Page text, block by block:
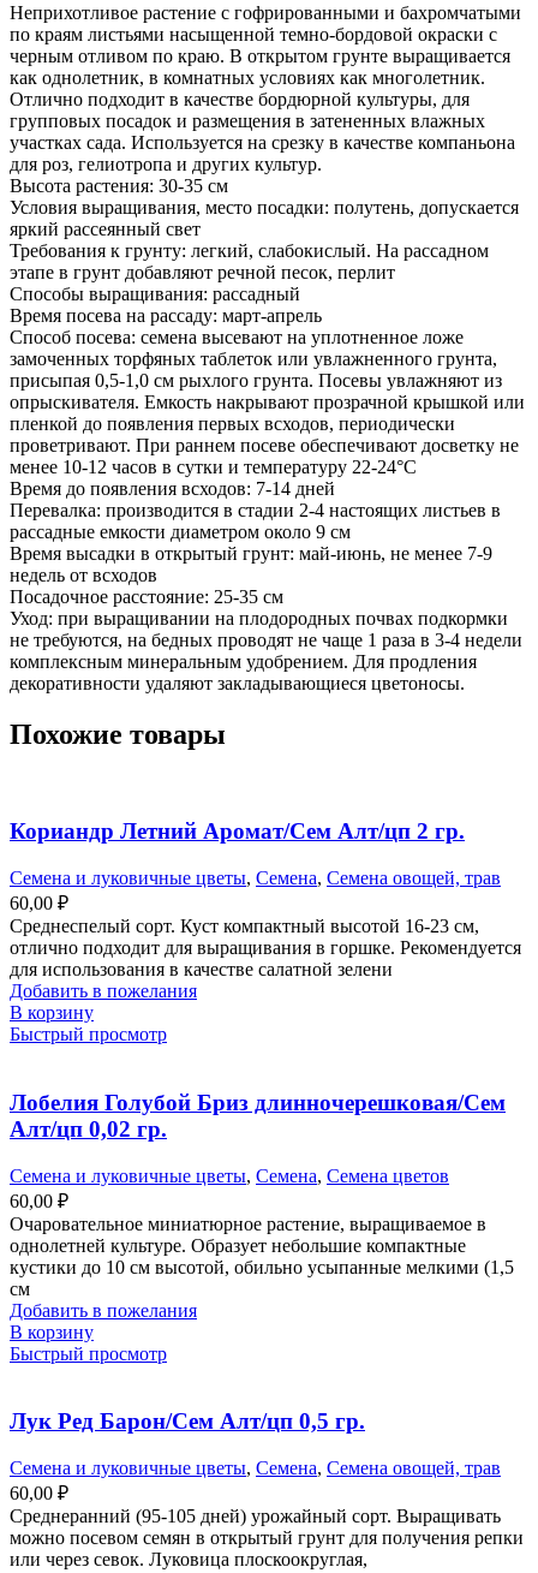
Неприхотливое растение с гофрированными и бахромчатыми
по краям листьями насыщенной темно-бордовой окраски с
черным отливом по краю. В открытом грунте выращивается
как однолетник, в комнатных условиях как многолетник.
Отлично подходит в качестве бордюрной культуры, для
групповых посадок и размещения в затененных влажных
участках сада. Используется на срезку в качестве компаньона
для роз, гелиотропа и других культур.
Высота растения: 30-35 см
Условия выращивания, место посадки: полутень, допускается
яркий рассеянный свет
Требования к грунту: легкий, слабокислый. На рассадном
этапе в грунт добавляют речной песок, перлит
Способы выращивания: рассадный
Время посева на рассаду: март-апрель
Способ посева: семена высевают на уплотненное ложе
замоченных торфяных таблеток или увлажненного грунта,
присыпая 0,5-1,0 см рыхлого грунта. Посевы увлажняют из
опрыскивателя. Емкость накрывают прозрачной крышкой или
пленкой до появления первых всходов, периодически
проветривают. При раннем посеве обеспечивают досветку не
менее 10-12 часов в сутки и температуру 22-24°С
Время до появления всходов: 7-14 дней
Перевалка: производится в стадии 2-4 настоящих листьев в
рассадные емкости диаметром около 9 см
Время высадки в открытый грунт: май-июнь, не менее 7-9
недель от всходов
Посадочное расстояние: 25-35 см
Уход: при выращивании на плодородных почвах подкормки
не требуются, на бедных проводят не чаще 1 раза в 3-4 недели
комплексным минеральным удобрением. Для продления
декоративности удаляют закладывающиеся цветоносы.
Похожие товары
Кориандр Летний Аромат/Сем Алт/цп 2 гр.
Семена и луковичные цветы, Семена, Семена овощей, трав
60,00 ₽
Среднеспелый сорт. Куст компактный высотой 16-23 см,
отлично подходит для выращивания в горшке. Рекомендуется
для использования в качестве салатной зелени
Добавить в пожелания
В корзину
Быстрый просмотр
Лобелия Голубой Бриз длинночерешковая/Сем
Алт/цп 0,02 гр.
Семена и луковичные цветы, Семена, Семена цветов
60,00 ₽
Очаровательное миниатюрное растение, выращиваемое в
однолетней культуре. Образует небольшие компактные
кустики до 10 см высотой, обильно усыпанные мелкими (1,5
см
Добавить в пожелания
В корзину
Быстрый просмотр
Лук Ред Барон/Сем Алт/цп 0,5 гр.
Семена и луковичные цветы, Семена, Семена овощей, трав
60,00 ₽
Среднеранний (95-105 дней) урожайный сорт. Выращивать
можно посевом семян в открытый грунт для получения репки
или через севок. Луковица плоскоокруглая,